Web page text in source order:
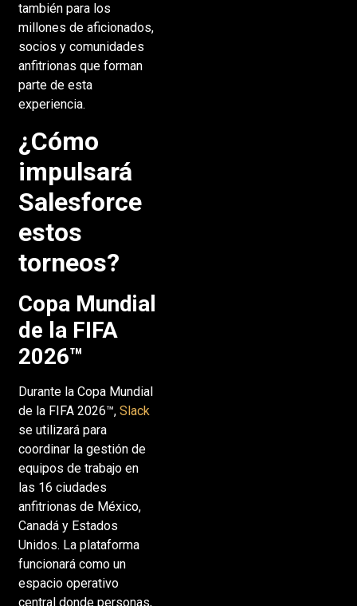
también para los
millones de aficionados,
socios y comunidades
anfitrionas que forman
parte de esta
experiencia.
¿Cómo
impulsará
Salesforce
estos
torneos?
Copa Mundial
de la FIFA
2026™
Durante la Copa Mundial
de la FIFA 2026™, Slack
se utilizará para
coordinar la gestión de
equipos de trabajo en
las 16 ciudades
anfitrionas de México,
Canadá y Estados
Unidos. La plataforma
funcionará como un
espacio operativo
central donde personas,